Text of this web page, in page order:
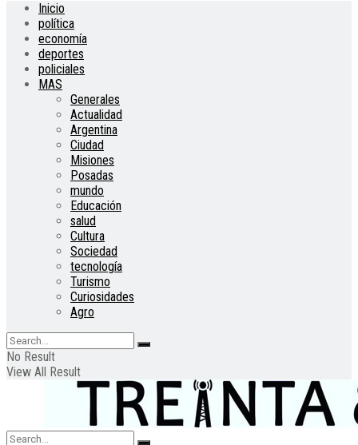
Inicio
política
economía
deportes
policiales
MAS
Generales
Actualidad
Argentina
Ciudad
Misiones
Posadas
mundo
Educación
salud
Cultura
Sociedad
tecnología
Turismo
Curiosidades
Agro
No Result
View All Result